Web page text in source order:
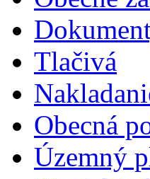
Tlačivá
Obecná
Územný